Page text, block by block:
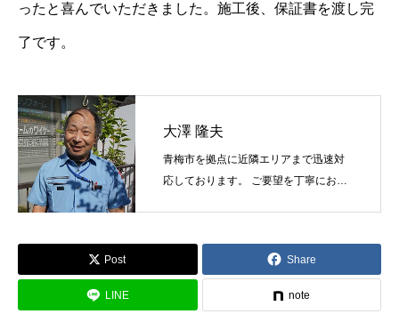
ったと喜んでいただきました。施工後、保証書を渡し完
了です。
大澤 隆夫
青梅市を拠点に近隣エリアまで迅速対
応しております。 ご要望を丁寧にお伺
Post Share
LINE note